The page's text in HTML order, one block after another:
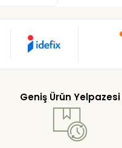
Geniş Ürün Yelpazesi